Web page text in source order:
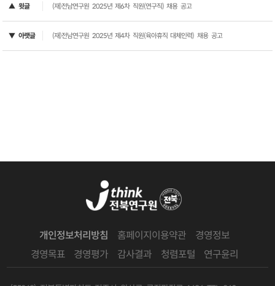
▲ 윗글 (재)전남연구원 2025년 제6차 직원(연구직) 채용 공고
▼ 아랫글 (재)전남연구원 2025년 제4차 직원(육아휴직 대체인력) 채용 공고
개인정보처리방침 홈페이지이용약관
경영정보
경영목표
경영평가 감사결과 청렴포털 연구윤리